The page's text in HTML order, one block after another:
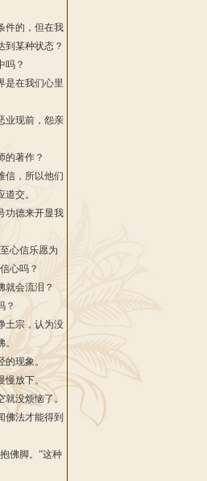
件的，但在我
到某种状态？
吗？
是在我们心里
业现前，怨亲
的著作？
信，所以他们
交。
功德来开显我
心信乐愿为
心吗？
就会流泪？
？
土宗，认为没
现象。
慢放下。
没烦恼了。
佛法才能得到
佛脚。”这种